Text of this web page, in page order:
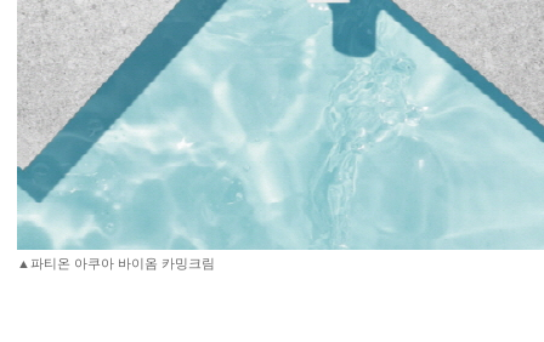
▲파티온 아쿠아 바이옴 카밍크림